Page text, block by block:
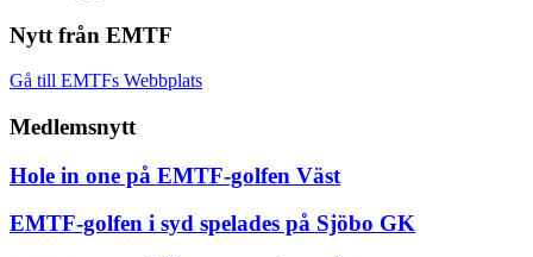
Nytt från EMTF
Gå till EMTFs Webbplats
Medlemsnytt
Hole in one på EMTF-golfen Väst
EMTF-golfen i syd spelades på Sjöbo GK